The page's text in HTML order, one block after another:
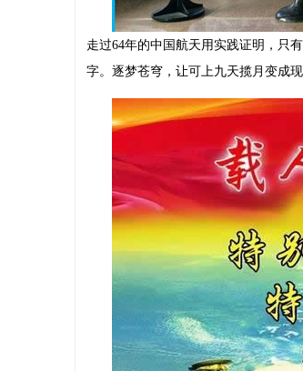
走过64年的中国航天用实践证明，只
字。逐梦苍穹，让可上九天揽月变成